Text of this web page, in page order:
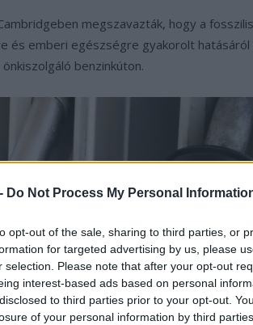
Do Not Process My Personal
opt-out of the sale, sharing to third parties, or
for targeted advertising by us, please
selection. Please note that after your opt-out
interest-based ads based on personal
to third parties prior to your opt-out.
of your personal information by third
megszavazták, hogy a fosszilis
és emberi egészségre gyakorolt ​​hatásáról
benzinkúton.